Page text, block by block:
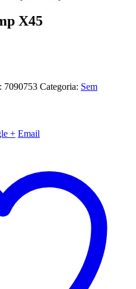
X45
7090753 Categoria: Sem
+ Email